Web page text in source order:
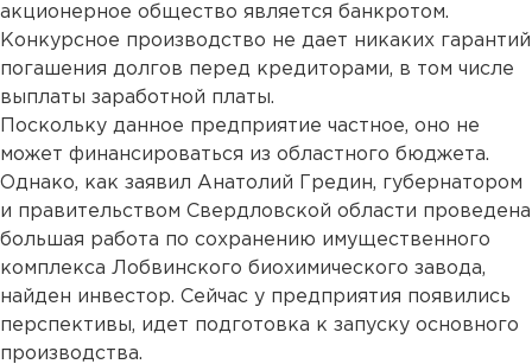
акционерное общество является банкротом.
Конкурсное производство не дает никаких гарантий
погашения долгов перед кредиторами, в том числе
выплаты заработной платы.
Поскольку данное предприятие частное, оно не
может финансироваться из областного бюджета.
Однако, как заявил Анатолий Гредин, губернатором
и правительством Свердловской области проведена
большая работа по сохранению имущественного
комплекса Лобвинского биохимического завода,
найден инвестор. Сейчас у предприятия появились
перспективы, идет подготовка к запуску основного
производства.